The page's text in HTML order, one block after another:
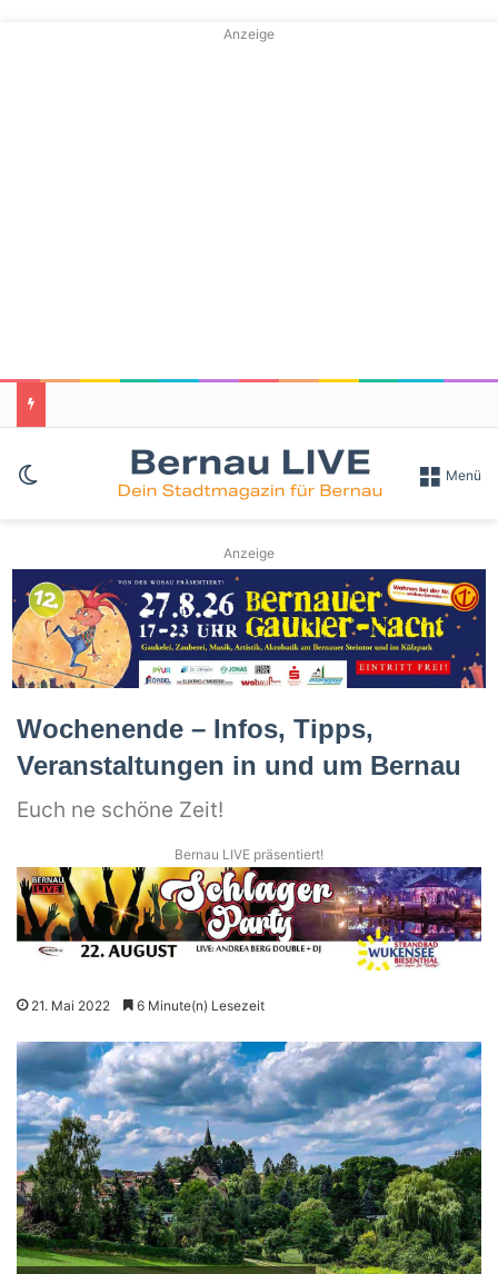
Anzeige
Skin umschalten Menü
Anzeige
Wochenende – Infos, Tipps,
Veranstaltungen in und um Bernau
Euch ne schöne Zeit!
Bernau LIVE präsentiert!
21. Mai 2022 6 Minute(n) Lesezeit